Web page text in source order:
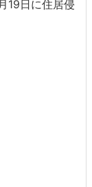
19日に住居侵